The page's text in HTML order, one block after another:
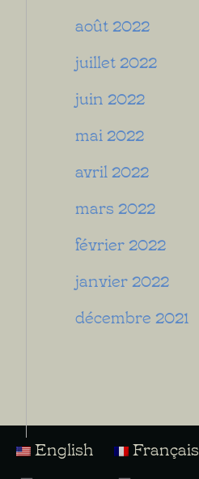
août 2022
juillet 2022
juin 2022
mai 2022
avril 2022
mars 2022
février 2022
janvier 2022
décembre 2021
English Français